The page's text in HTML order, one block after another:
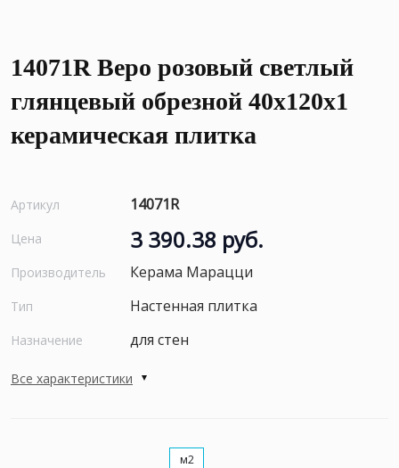
14071R Веро розовый светлый
глянцевый обрезной 40x120x1
керамическая плитка
Артикул 14071R
Цена 3 390.38 руб.
Производитель Керама Марацци
Тип Настенная плитка
Назначение для стен
Все характеристики
м2